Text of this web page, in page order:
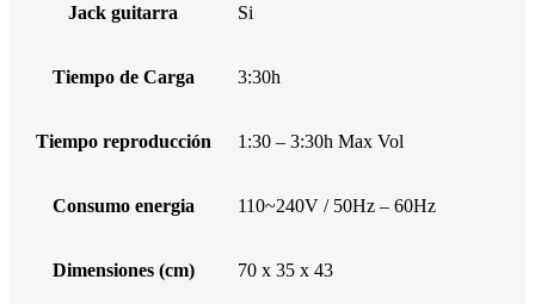
Jack guitarra Si
Tiempo de Carga 3:30h
Tiempo reproducción 1:30 – 3:30h Max Vol
Consumo energia 110~240V / 50Hz – 60Hz
Dimensiones (cm) 70 x 35 x 43